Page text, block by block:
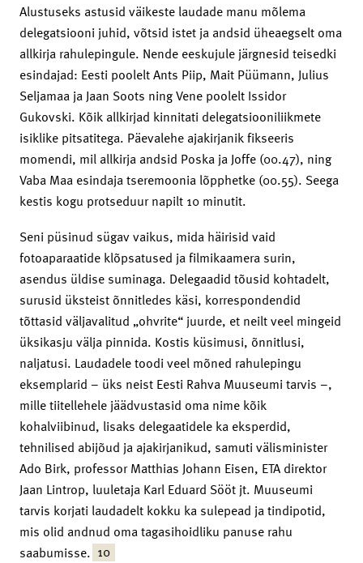
Alustuseks astusid väikeste laudade manu mõlema
delegatsiooni juhid, võtsid istet ja andsid üheaegselt oma
allkirja rahulepingule. Nende eeskujule järgnesid teisedki
esindajad: Eesti poolelt Ants Piip, Mait Püümann, Julius
Seljamaa ja Jaan Soots ning Vene poolelt Issidor
Gukovski. Kõik allkirjad kinnitati delegatsiooniliikmete
isiklike pitsatitega. Päevalehe ajakirjanik fikseeris
momendi, mil allkirja andsid Poska ja Joffe (00.47), ning
Vaba Maa esindaja tseremoonia lõpphetke (00.55). Seega
kestis kogu protseduur napilt 10 minutit.
Seni püsinud sügav vaikus, mida häirisid vaid
fotoaparaatide klõpsatused ja filmikaamera surin,
asendus üldise suminaga. Delegaadid tõusid kohtadelt,
surusid üksteist õnnitledes käsi, korrespondendid
tõttasid väljavalitud „ohvrite“ juurde, et neilt veel mingeid
üksikasju välja pinnida. Kostis küsimusi, õnnitlusi,
naljatusi. Laudadele toodi veel mõned rahulepingu
eksemplarid – üks neist Eesti Rahva Muuseumi tarvis –,
mille tiitellehele jäädvustasid oma nime kõik
kohalviibinud, lisaks delegaatidele ka eksperdid,
tehnilised abijõud ja ajakirjanikud, samuti välisminister
Ado Birk, professor Matthias Johann Eisen, ETA direktor
Jaan Lintrop, luuletaja Karl Eduard Sööt jt. Muuseumi
tarvis korjati laudadelt kokku ka sulepead ja tindipotid,
mis olid andnud oma tagasihoidliku panuse rahu
saabumisse. 10